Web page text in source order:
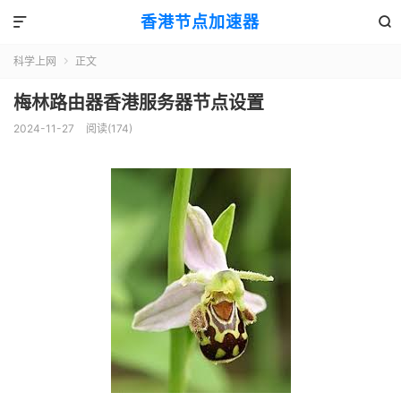
香港节点加速器 

科学上网  正文
梅林路由器香港服务器节点设置
2024-11-27 阅读(174)